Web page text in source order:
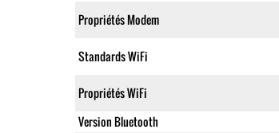
Propriétés Modem
Standards WiFi
Propriétés WiFi
Version Bluetooth